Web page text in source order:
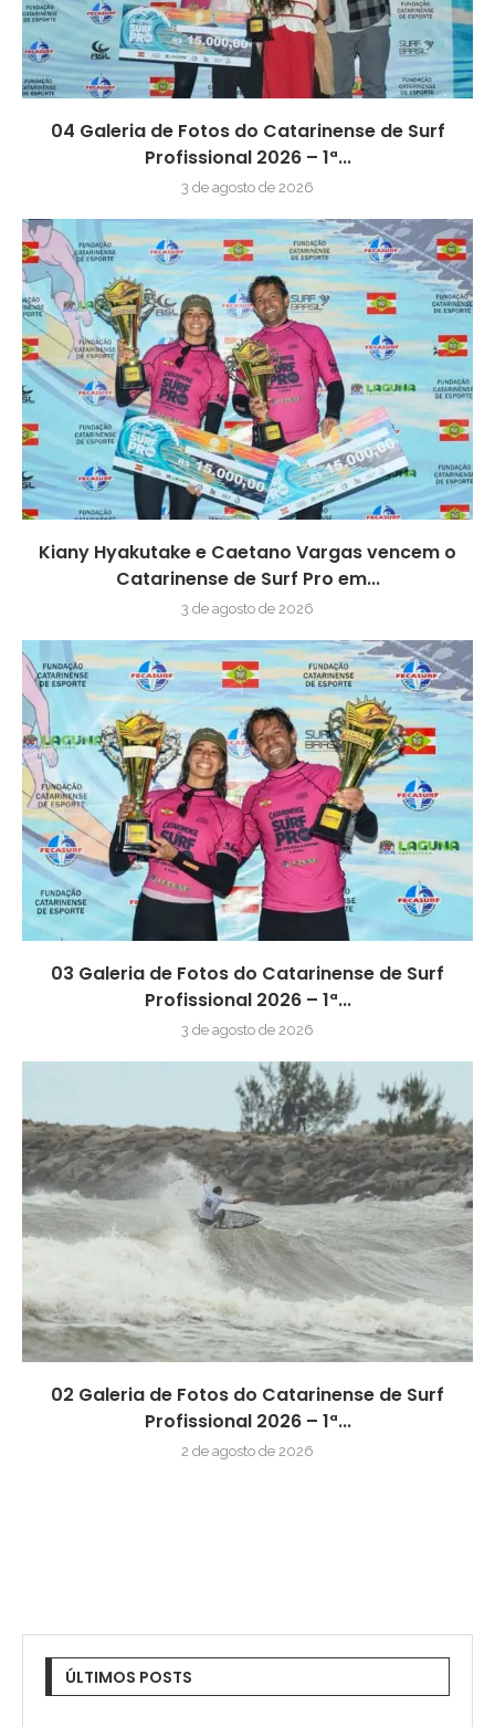
04 Galeria de Fotos do Catarinense de Surf
Profissional 2026 – 1ª...
3 de agosto de 2026
Kiany Hyakutake e Caetano Vargas vencem o
Catarinense de Surf Pro em...
3 de agosto de 2026
03 Galeria de Fotos do Catarinense de Surf
Profissional 2026 – 1ª...
3 de agosto de 2026
02 Galeria de Fotos do Catarinense de Surf
Profissional 2026 – 1ª...
2 de agosto de 2026
ÚLTIMOS POSTS